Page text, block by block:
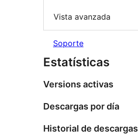
Vista avanzada
Soporte
Estatísticas
Versions activas
Descargas por día
Historial de descargas